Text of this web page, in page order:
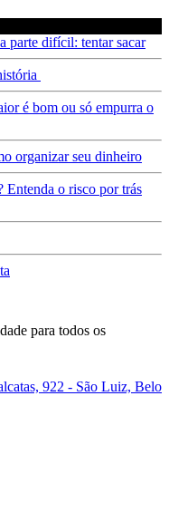
parte difícil: tentar sacar
é bom ou só empurra o
organizar seu dinheiro
Entenda o risco por trás
para todos os
922 - São Luiz, Belo